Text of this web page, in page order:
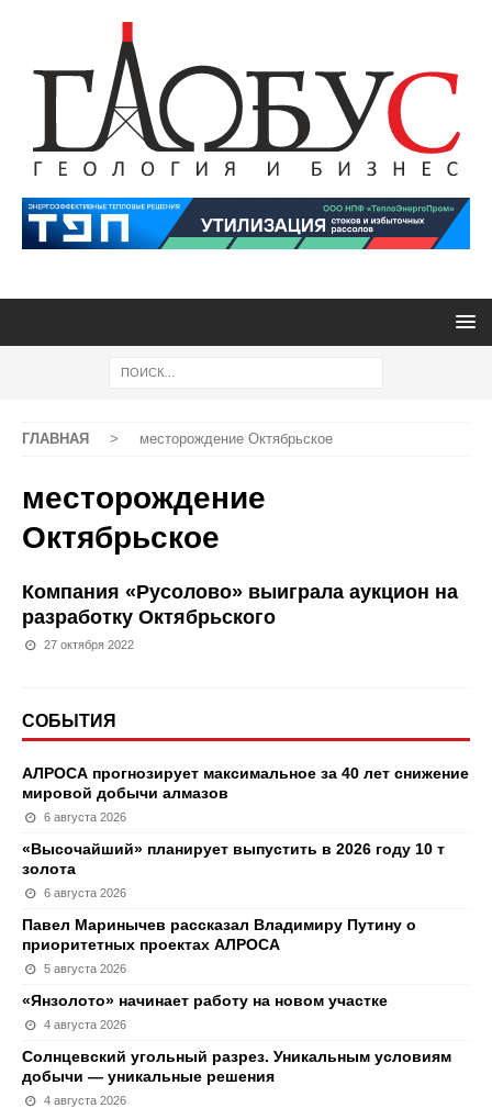
ГЛАВНАЯ > месторождение Октябрьское
месторождение
Октябрьское
Компания «Русолово» выиграла аукцион на
разработку Октябрьского
27 октября 2022
СОБЫТИЯ
АЛРОСА прогнозирует максимальное за 40 лет снижение
мировой добычи алмазов
6 августа 2026
«Высочайший» планирует выпустить в 2026 году 10 т
золота
6 августа 2026
Павел Маринычев рассказал Владимиру Путину о
приоритетных проектах АЛРОСА
5 августа 2026
«Янзолото» начинает работу на новом участке
4 августа 2026
Солнцевский угольный разрез. Уникальным условиям
добычи — уникальные решения
4 августа 2026